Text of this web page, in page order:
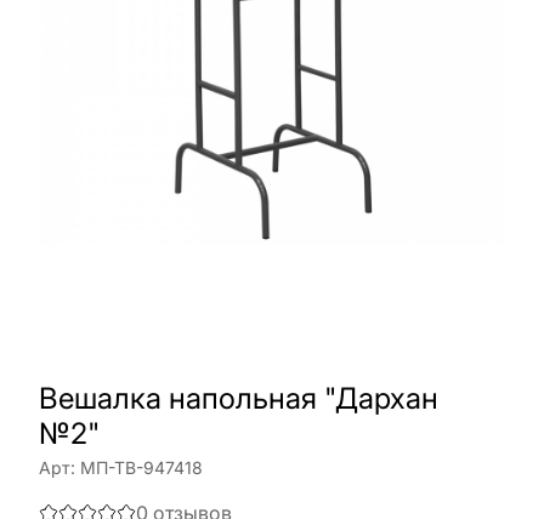
Вешалка напольная "Дархан
№2"
Арт: МП-ТВ-947418
0 отзывов